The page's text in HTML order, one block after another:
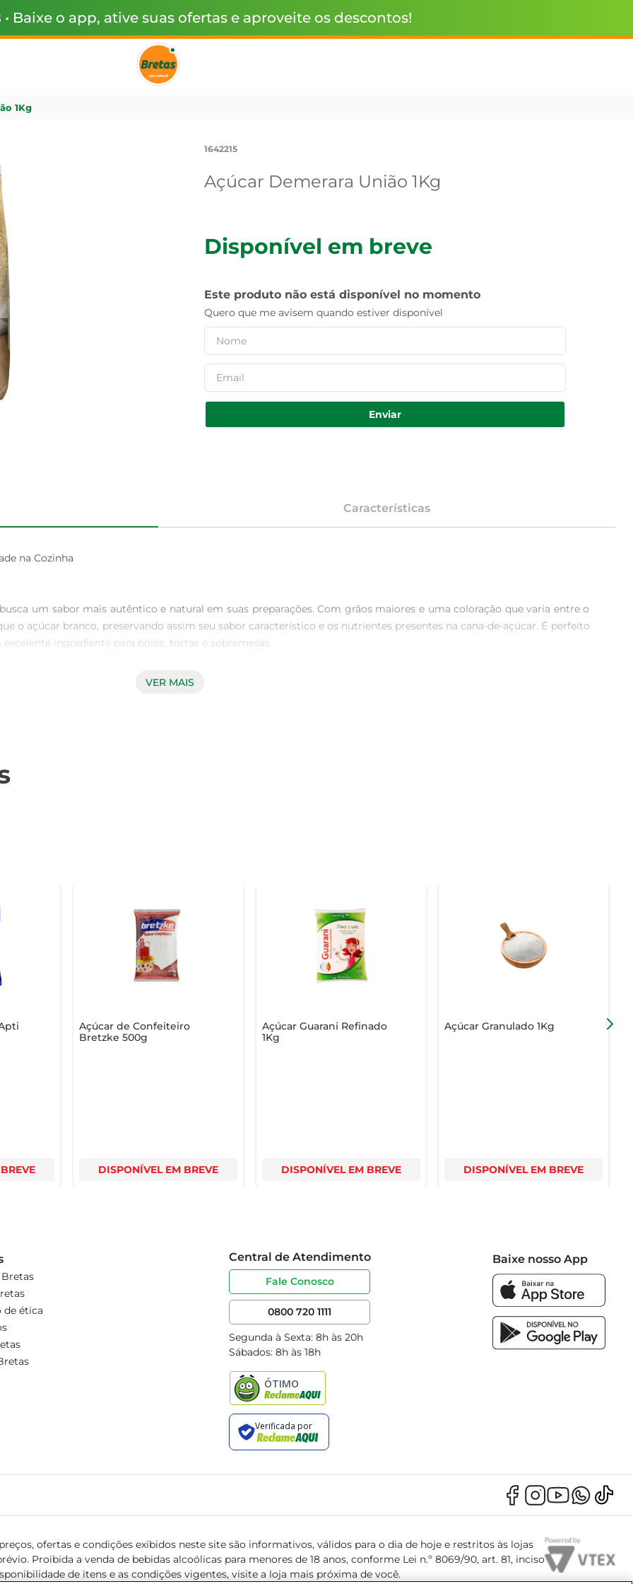
• Baixe o app, ative suas ofertas e aproveite os descontos!
1Kg
1642215
Açúcar Demerara União 1Kg
Disponível em breve
Este produto não está disponível no momento
Quero que me avisem quando estiver disponível
Enviar
Características
na Cozinha
um sabor mais autêntico e natural em suas preparações. Com grãos maiores e uma coloração que varia entre o
o açúcar branco, preservando assim seu sabor característico e os nutrientes presentes na cana-de-açúcar. É perfeito
ingrediente para bolos, tortas e sobremesas.
em uma variedade de receitas. Experimente usá-lo em marinadas para carnes, onde seu sabor adocicado combina
um sabor diferenciado e natural, tornando cada refeição uma experiência única. Aproveite a versatilidade desse
delícias!
VER MAIS
Açúcar de Confeiteiro
Bretzke 500g
DISPONÍVEL EM BREVE
Açúcar Guarani Refinado
1Kg
DISPONÍVEL EM BREVE
Açúcar Granulado 1Kg
DISPONÍVEL EM BREVE
de ética
Central de Atendimento
Fale Conosco
0800 720 1111
Segunda à Sexta: 8h às 20h
Sábados: 8h às 18h
Baixe nosso App
ofertas e condições exibidos neste site são informativos, válidos para o dia de hoje e restritos às lojas
Proibida a venda de bebidas alcoólicas para menores de 18 anos, conforme Lei n.º 8069/90, art. 81, inciso
de itens e as condições vigentes, visite a loja mais próxima de você.